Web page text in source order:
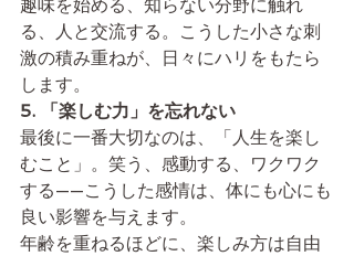
趣味を始める、知らない分野に触れ
る、人と交流する。こうした小さな刺
激の積み重ねが、日々にハリをもたら
します。
5. 「楽しむ力」を忘れない
最後に一番大切なのは、「人生を楽し
むこと」。笑う、感動する、ワクワク
する——こうした感情は、体にも心にも
良い影響を与えます。
年齢を重ねるほどに、楽しみ方は自由